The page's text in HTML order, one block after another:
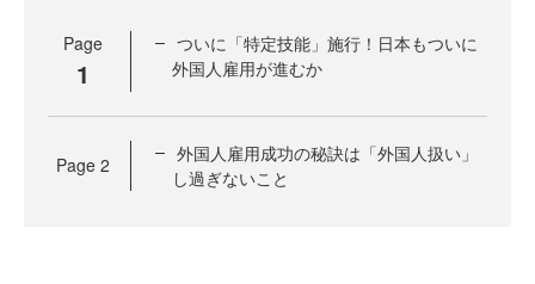
Page
1
ついに「特定技能」施行！日本もついに
外国人雇用が進むか
Page 2
外国人雇用成功の秘訣は「外国人扱い」
し過ぎないこと